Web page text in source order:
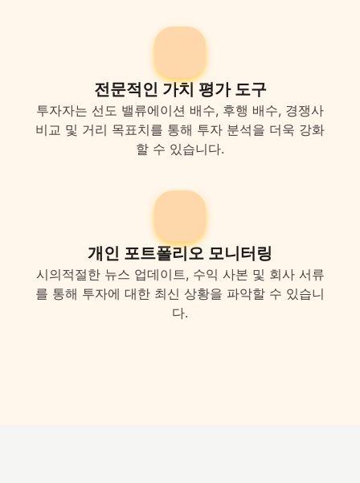
전문적인 가치 평가 도구
투자자는 선도 밸류에이션 배수, 후행 배수, 경쟁사
비교 및 거리 목표치를 통해 투자 분석을 더욱 강화
할 수 있습니다.
개인 포트폴리오 모니터링
시의적절한 뉴스 업데이트, 수익 사본 및 회사 서류
를 통해 투자에 대한 최신 상황을 파악할 수 있습니
다.